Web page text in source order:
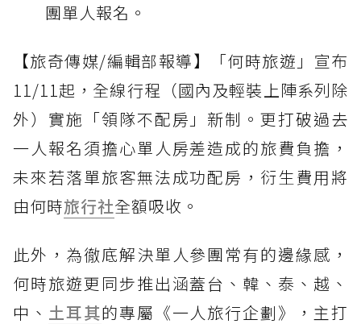
團單人報名。
【旅奇傳媒/編輯部報導】「何時旅遊」宣布
11/11起，全線行程（國內及輕裝上陣系列除
外）實施「領隊不配房」新制。更打破過去
一人報名須擔心單人房差造成的旅費負擔，
未來若落單旅客無法成功配房，衍生費用將
由何時旅行社全額吸收。
此外，為徹底解決單人參團常有的邊緣感，
何時旅遊更同步推出涵蓋台、韓、泰、越、
中、 土耳其的專屬《一人旅行企劃》，主打